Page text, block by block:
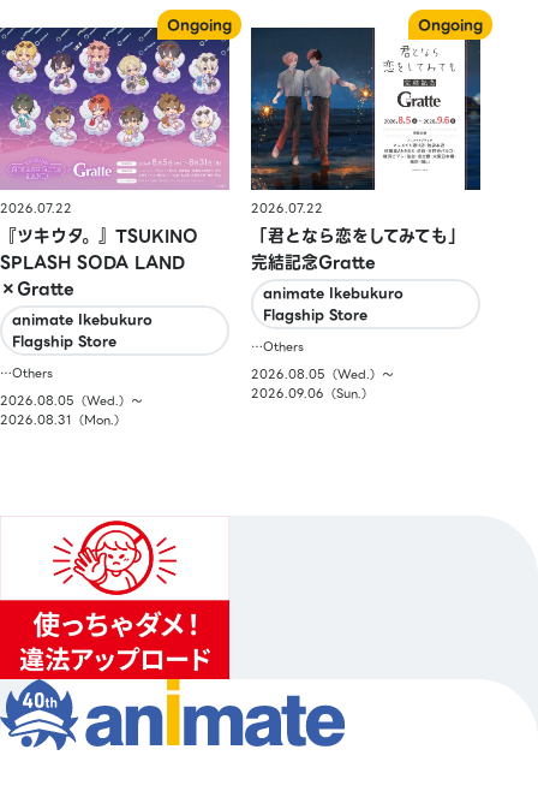
2026.07.22
『ツキウタ。』TSUKINO
SPLASH SODA LAND
×Gratte
animate Ikebukuro
Flagship Store
…Others
2026.08.05（Wed.）〜
2026.08.31（Mon.）
2026.07.22
「君となら恋をしてみても」
完結記念Gratte
animate Ikebukuro
Flagship Store
…Others
2026.08.05（Wed.）〜
2026.09.06（Sun.）